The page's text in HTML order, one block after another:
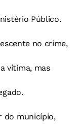
Público.
no crime,
vítima, mas
do município,